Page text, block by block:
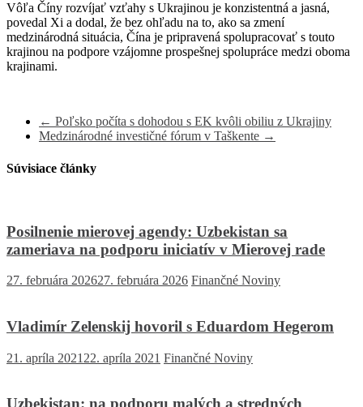
Vôľa Číny rozvíjať vzťahy s Ukrajinou je konzistentná a jasná,
povedal Xi a dodal, že bez ohľadu na to, ako sa zmení
medzinárodná situácia, Čína je pripravená spolupracovať s touto
krajinou na podpore vzájomne prospešnej spolupráce medzi oboma
krajinami.
← Poľsko počíta s dohodou s EK kvôli obiliu z Ukrajiny
Medzinárodné investičné fórum v Taškente →
Súvisiace články
Posilnenie mierovej agendy: Uzbekistan sa
zameriava na podporu iniciatív v Mierovej rade
27. februára 202627. februára 2026 Finančné Noviny
Vladimír Zelenskij hovoril s Eduardom Hegerom
21. apríla 2021 22. apríla 2021 Finančné Noviny